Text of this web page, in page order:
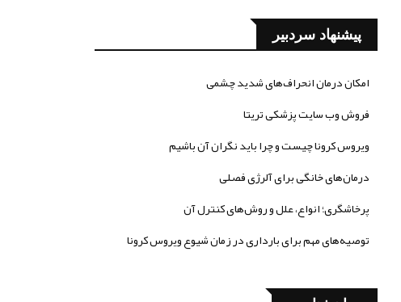
پیشنهاد سردبیر
امکان درمان انحراف‌های شدید چشمی
فروش وب سایت پزشکی تریتا
ویروس کرونا چیست و چرا باید نگران آن باشیم
درمان‌های خانگی برای آلرژی فصلی
پرخاشگری؛ انواع، علل و روش‌های کنترل آن
توصیه‌های مهم برای بارداری در زمان شیوع ویروس کرونا